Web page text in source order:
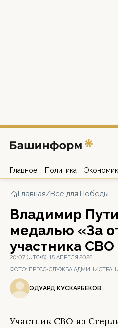
Главное Политика
Главная/Всё для Победы
Владимир
медалью «За
участника
20:07 (UTC+5), 15 АПРЕЛЯ 2026
ФОТО: ПРЕСС-СЛУЖБА
ЭДУАРД КУСКАРБЕКОВ
Участник СВО из